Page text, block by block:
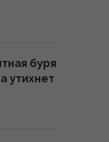
из-
Украине
буря
утихнет